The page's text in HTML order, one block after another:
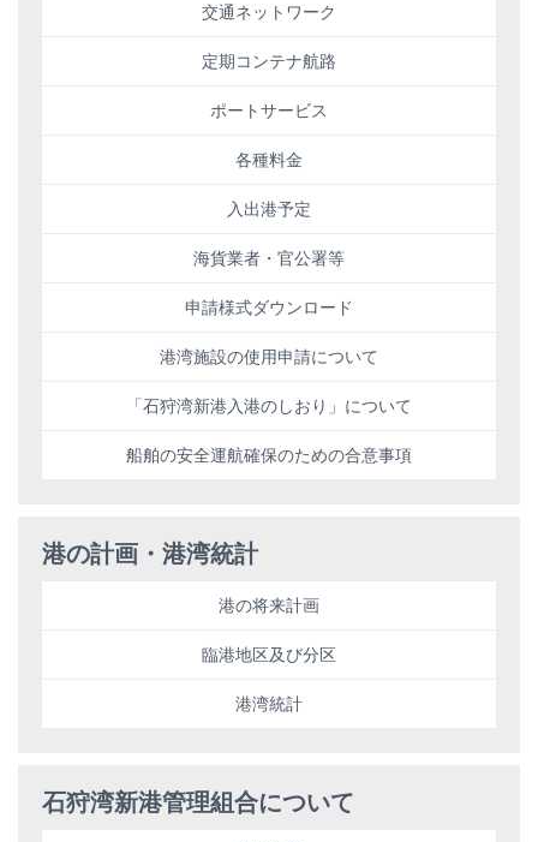
交通ネットワーク
定期コンテナ航路
ポートサービス
各種料金
入出港予定
海貨業者・官公署等
申請様式ダウンロード
港湾施設の使用申請について
「石狩湾新港入港のしおり」について
船舶の安全運航確保のための合意事項
港の計画・港湾統計
港の将来計画
臨港地区及び分区
港湾統計
石狩湾新港管理組合について